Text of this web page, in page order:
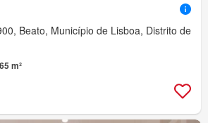
Beato, Município de Lisboa, Distrito de
65 m²